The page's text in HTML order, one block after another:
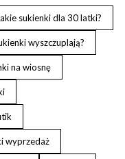
sukienki dla 30 latki?
wyszczuplają?
na wiosnę
wyprzedaż